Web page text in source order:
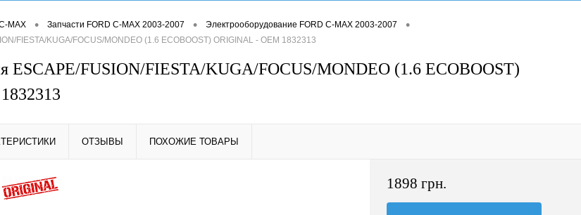
MAX • Запчасти FORD C-MAX 2003-2007 • Электрооборудование FORD C-MAX 2003-2007 •
FIESTA/KUGA/FOCUS/MONDEO (1.6 ECOBOOST) ORIGINAL - OEM 1832313
ESCAPE/FUSION/FIESTA/KUGA/FOCUS/MONDEO (1.6 ECOBOOST)
ОТЗЫВЫ ПОХОЖИЕ ТОВАРЫ
1898 грн.